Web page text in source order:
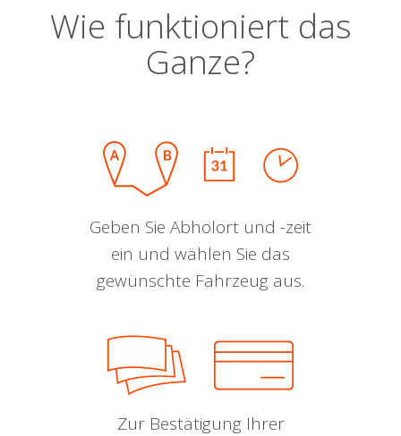
Wie funktioniert das
Ganze?
Geben Sie Abholort und -zeit
ein und wählen Sie das
gewünschte Fahrzeug aus.
Zur Bestätigung Ihrer